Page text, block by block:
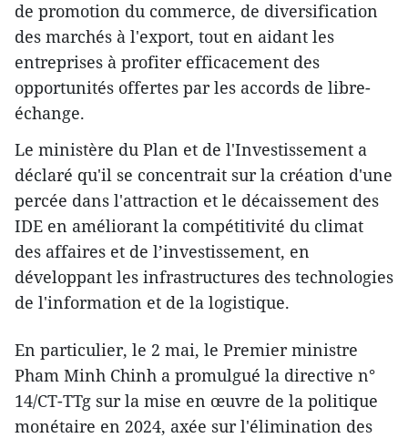
de promotion du commerce, de diversification
des marchés à l'export, tout en aidant les
entreprises à profiter efficacement des
opportunités offertes par les accords de libre-
échange.
Le ministère du Plan et de l'Investissement a
déclaré qu'il se concentrait sur la création d'une
percée dans l'attraction et le décaissement des
IDE en améliorant la compétitivité du climat
des affaires et de l’investissement, en
développant les infrastructures des technologies
de l'information et de la logistique.
En particulier, le 2 mai, le Premier ministre
Pham Minh Chinh a promulgué la directive n°
14/CT-TTg sur la mise en œuvre de la politique
monétaire en 2024, axée sur l'élimination des